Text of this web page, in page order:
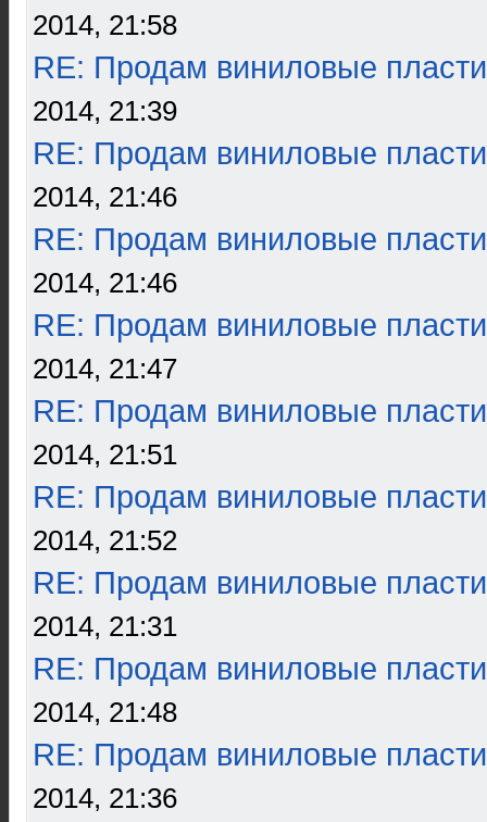
2014, 21:58
RE: Продам виниловые
2014, 21:39
RE: Продам виниловые
2014, 21:46
RE: Продам виниловые
2014, 21:46
RE: Продам виниловые
2014, 21:47
RE: Продам виниловые
2014, 21:51
RE: Продам виниловые
2014, 21:52
RE: Продам виниловые
2014, 21:31
RE: Продам виниловые
2014, 21:48
RE: Продам виниловые
2014, 21:36